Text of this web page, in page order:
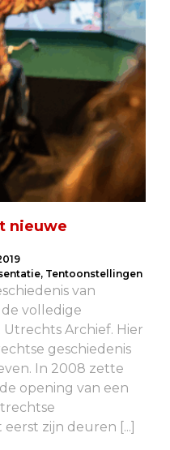
nieuwe
, Tentoonstellingen
van
volledige
Archief. Hier
geschiedenis
In 2008 zette
opening van een
zijn deuren [...]